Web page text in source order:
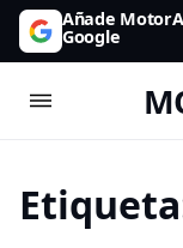
Añade
Google